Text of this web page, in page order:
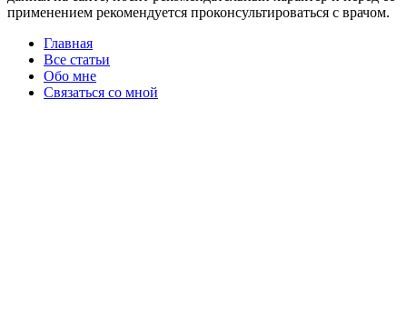
применением рекомендуется проконсультироваться с врачом.
Главная
Все статьи
Обо мне
Связаться со мной